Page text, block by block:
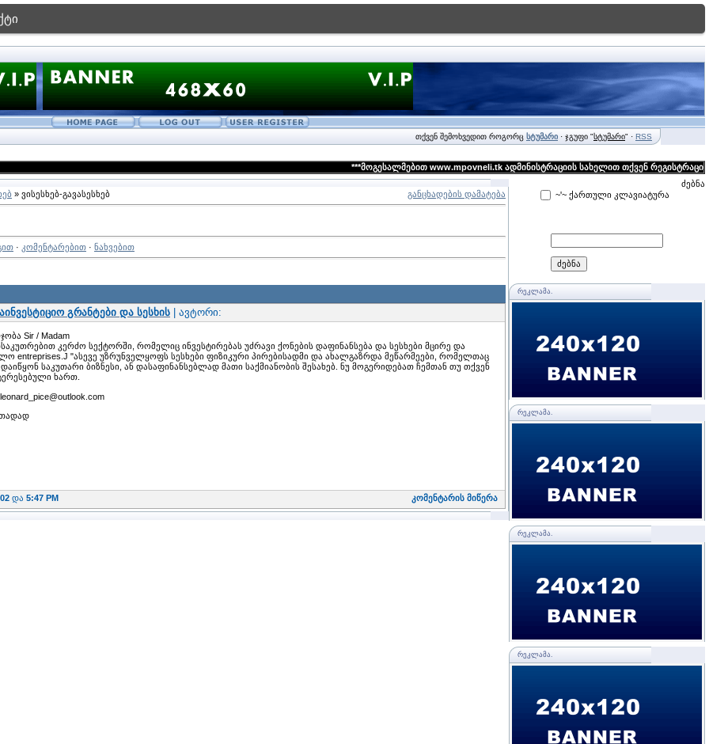
თქვენ შემოხვედით როგორც სტუმარი · ჯგუფი "სტუმარი" · RSS
***მოგესალმებით www.mpovneli.tk ადმინისტრაციის სახელით თქვენ რეგისტრაცის
» ვისესხებ-გავასესხებ განცხადების დამატება
· კომენტარებით · ნახვებით
გრანტები და სესხის | ავტორი:
Sir / Madam
კერძო სექტორში, რომელიც ინვესტირებას უძრავი ქონების დაფინანსება და სესხები მცირე და
entreprises.J "ასევე უზრუნველყოფს სესხები ფიზიკური პირებისადმი და ახალგაზრდა მეწარმეები, რომელთაც
საკუთარი ბიზნესი, ან დასაფინანსებლად მათი საქმიანობის შესახებ. ნუ მოგერიდებათ ჩემთან თუ თქვენ
ხართ.
კომენტარის მიწერა
და 5:47 PM
ძებნა
~'~ ქართული კლავიატურა
ᲠᲔᲙᲚᲐᲛᲐ.
ᲠᲔᲙᲚᲐᲛᲐ.
ᲠᲔᲙᲚᲐᲛᲐ.
ᲠᲔᲙᲚᲐᲛᲐ.